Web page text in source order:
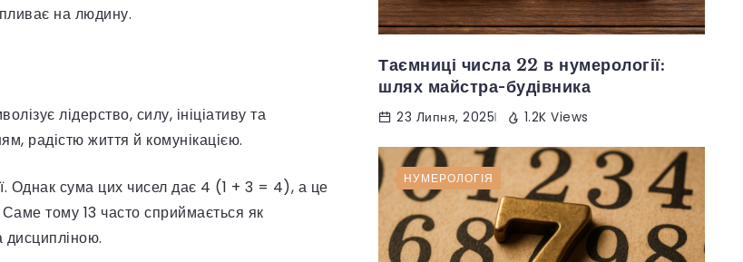
на людину.
лідерство, силу, ініціативу та
радістю життя й комунікацією.
Однак сума цих чисел дає 4 (1 + 3 = 4), а це
Саме тому 13 часто сприймається як
Таємниці числа 22 в нумерології:
шлях майстра-будівника
23 Липня, 2025 1.2K Views
НУМЕРОЛОГІЯ